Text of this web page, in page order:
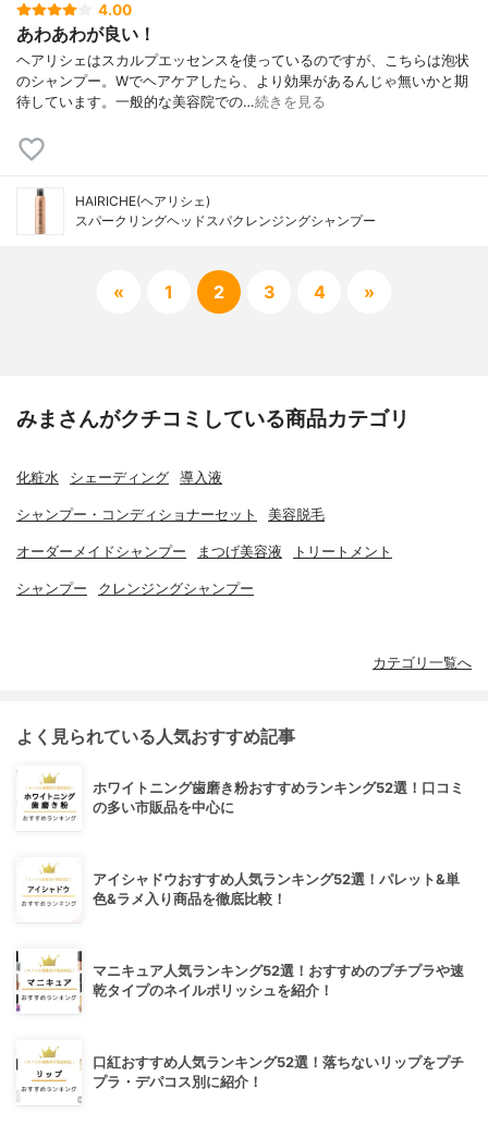
4.00
あわあわが良い！
ヘアリシェはスカルプエッセンスを使っているのですが、こちらは泡状
のシャンプー。Wでヘアケアしたら、より効果があるんじゃ無いかと期
待しています。一般的な美容院での…続きを見る
HAIRICHE(ヘアリシェ)
スパークリングヘッドスパクレンジングシャンプー
« 1 2 3 4 »
みまさんがクチコミしている商品カテゴリ
化粧水 シェーディング 導入液
シャンプー・コンディショナーセット 美容脱毛
オーダーメイドシャンプー まつげ美容液 トリートメント
シャンプー クレンジングシャンプー
カテゴリ一覧へ
よく見られている人気おすすめ記事
ホワイトニング歯磨き粉おすすめランキング52選！口コミ
の多い市販品を中心に
アイシャドウおすすめ人気ランキング52選！パレット&単
色&ラメ入り商品を徹底比較！
マニキュア人気ランキング52選！おすすめのプチプラや速
乾タイプのネイルポリッシュを紹介！
口紅おすすめ人気ランキング52選！落ちないリップをプチ
プラ・デパコス別に紹介！